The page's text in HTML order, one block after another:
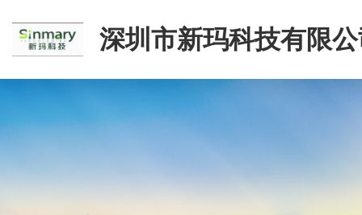
深圳市新玛科技有限